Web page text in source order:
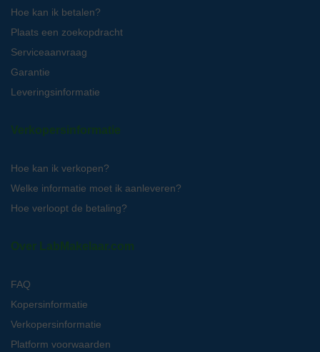
Hoe kan ik betalen?
Plaats een zoekopdracht
Serviceaanvraag
Garantie
Leveringsinformatie
Verkopersinformatie
Hoe kan ik verkopen?
Welke informatie moet ik aanleveren?
Hoe verloopt de betaling?
Over LabMakelaar.com
FAQ
Kopersinformatie
Verkopersinformatie
Platform voorwaarden